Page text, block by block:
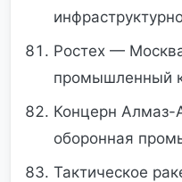
Ростех —
промышленный
Концерн
оборонная
Тактическое